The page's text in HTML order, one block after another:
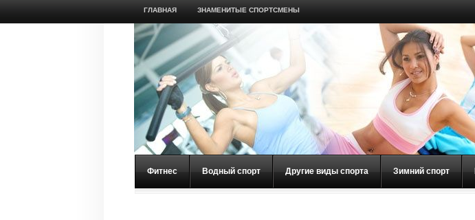
ГЛАВНАЯ ЗНАМЕНИТЫЕ СПОРТСМЕНЫ
Фитнес Водный спорт Другие виды спорта Зимний спорт